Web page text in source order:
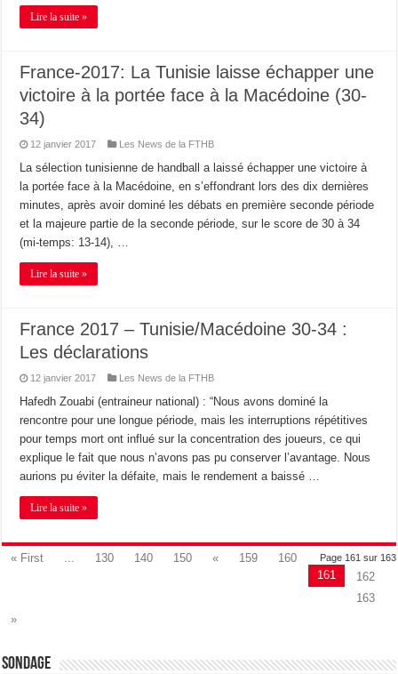
Lire la suite »
France-2017: La Tunisie laisse échapper une
victoire à la portée face à la Macédoine (30-
34)
12 janvier 2017 Les News de la FTHB
La sélection tunisienne de handball a laissé échapper une victoire à
la portée face à la Macédoine, en s’effondrant lors des dix dernières
minutes, après avoir dominé les débats en première seconde période
et la majeure partie de la seconde période, sur le score de 30 à 34
(mi-temps: 13-14), …
Lire la suite »
France 2017 – Tunisie/Macédoine 30-34 :
Les déclarations
12 janvier 2017 Les News de la FTHB
Hafedh Zouabi (entraineur national) : “Nous avons dominé la
rencontre pour une longue période, mais les interruptions répétitives
pour temps mort ont influé sur la concentration des joueurs, ce qui
explique le fait que nous n’avons pas pu conserver l’avantage. Nous
aurions pu éviter la défaite, mais le rendement a baissé …
Lire la suite »
Page 161 sur 163
« First 130 140 150 « 159
160
161
162
163
»
Sondage